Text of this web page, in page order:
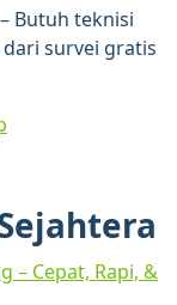
Butuh teknisi
dari survei gratis
– Cepat, Rapi, &